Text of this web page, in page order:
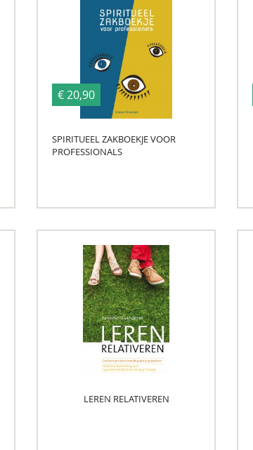
€ 20,90
SPIRITUEEL ZAKBOEKJE VOOR
PROFESSIONALS
LEREN RELATIVEREN